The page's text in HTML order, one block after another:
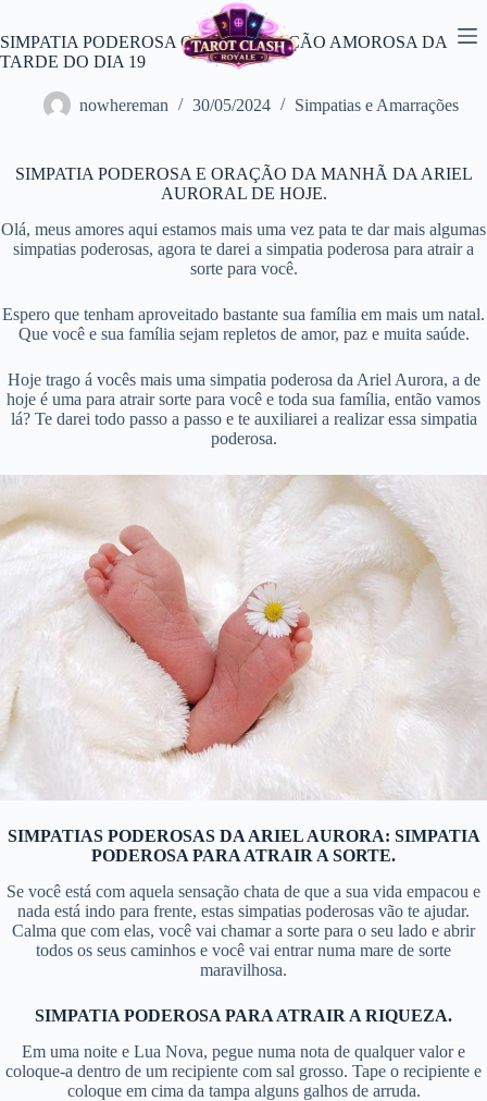
o
conteúdo
SIMPATIA PODEROSA OU AMARRAÇÃO AMOROSA DA
TARDE DO DIA 19
nowhereman 30/05/2024 Simpatias e Amarrações
SIMPATIA PODEROSA E ORAÇÃO DA MANHÃ DA ARIEL
AURORAL DE HOJE.
Olá, meus amores aqui estamos mais uma vez pata te dar mais algumas
simpatias poderosas, agora te darei a simpatia poderosa para atrair a
sorte para você.
Espero que tenham aproveitado bastante sua família em mais um natal.
Que você e sua família sejam repletos de amor, paz e muita saúde.
Hoje trago á vocês mais uma simpatia poderosa da Ariel Aurora, a de
hoje é uma para atrair sorte para você e toda sua família, então vamos
lá? Te darei todo passo a passo e te auxiliarei a realizar essa simpatia
poderosa.
SIMPATIAS PODEROSAS DA ARIEL AURORA: SIMPATIA
PODEROSA PARA ATRAIR A SORTE.
Se você está com aquela sensação chata de que a sua vida empacou e
nada está indo para frente, estas simpatias poderosas vão te ajudar.
Calma que com elas, você vai chamar a sorte para o seu lado e abrir
todos os seus caminhos e você vai entrar numa mare de sorte
maravilhosa.
SIMPATIA PODEROSA PARA ATRAIR A RIQUEZA.
Em uma noite e Lua Nova, pegue numa nota de qualquer valor e
coloque-a dentro de um recipiente com sal grosso. Tape o recipiente e
coloque em cima da tampa alguns galhos de arruda.